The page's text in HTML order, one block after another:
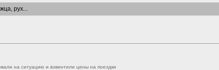
рух...
на ситуацию и взвинтили цены на поездки